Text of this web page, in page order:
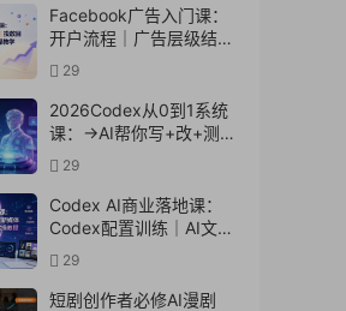
Facebook广告入门课：
开户流程｜广告层级结构
｜投放目标数据指标小白
全套实操教学
29
2026Codex从0到1系统
课：→AI帮你写+改+测
+交付→覆盖办公开发设
计多场景→解锁高效AI生
产力
29
Codex AI商业落地课：
Codex配置训练｜AI文案
新媒体｜MJ全品类商业绘
图全套实操教程
29
短剧创作者必修AI漫剧